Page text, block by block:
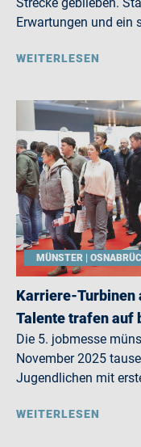
Erwartungen und ein
WEITERLESEN
MÜNSTER |
Karriere-Turbinen
Talente trafen auf
Die 5. jobmesse
November 2025
Jugendlichen mit
WEITERLESEN